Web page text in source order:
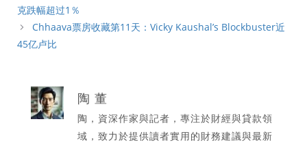
克跌幅超过1％
Chhaava票房收藏第11天：Vicky Kaushal’s Blockbuster近
45亿卢比
陶 董
陶，資深作家與記者，專注於財經與貸款領
域，致力於提供讀者實用的財務建議與最新